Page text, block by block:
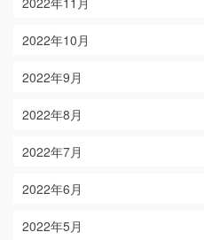
2022年10月
2022年9月
2022年8月
2022年7月
2022年6月
2022年5月